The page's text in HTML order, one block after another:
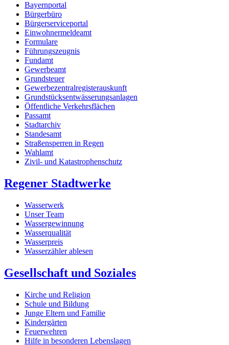
Bayernportal
Bürgerbüro
Bürgerserviceportal
Einwohnermeldeamt
Formulare
Führungszeugnis
Fundamt
Gewerbeamt
Grundsteuer
Gewerbezentralregisterauskunft
Grundstücksentwässerungsanlagen
Öffentliche Verkehrsflächen
Passamt
Stadtarchiv
Standesamt
Straßensperren in Regen
Wahlamt
Zivil- und Katastrophenschutz
Regener Stadtwerke
Wasserwerk
Unser Team
Wassergewinnung
Wasserqualität
Wasserpreis
Wasserzähler ablesen
Gesellschaft und Soziales
Kirche und Religion
Schule und Bildung
Junge Eltern und Familie
Kindergärten
Feuerwehren
Hilfe in besonderen Lebenslagen